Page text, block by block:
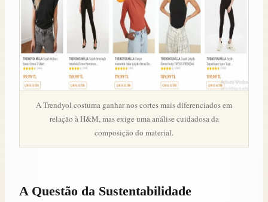
A Trendyol costuma ganhar nos cortes mais diferenciados em
relação à H&M, mas exige uma análise cuidadosa da
composição do material.
A Questão da Sustentabilidade